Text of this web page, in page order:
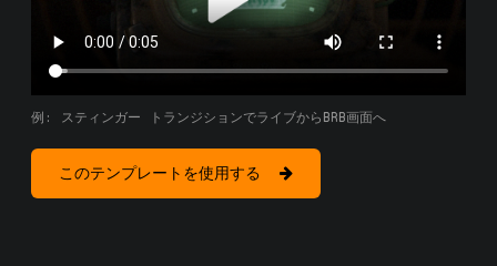
例: スティンガー トランジションでライブからBRB画面へ
このテンプレートを使用する